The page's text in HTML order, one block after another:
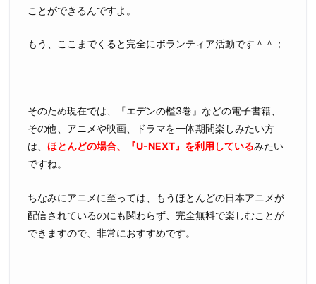
ことができるんですよ。
もう、ここまでくると完全にボランティア活動です＾＾；
そのため現在では、『エデンの檻3巻』などの電子書籍、
その他、アニメや映画、ドラマを一体期間楽しみたい方
は、 ほとんどの場合、『U-NEXT』を利用しているみたい
ですね。
ちなみにアニメに至っては、もうほとんどの日本アニメが
配信されているのにも関わらず、完全無料で楽しむことが
できますので、非常におすすめです。